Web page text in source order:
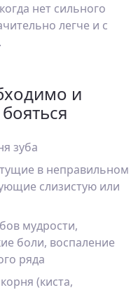
нет сильного
легче и с
и
зуба
в неправильном
слизистую или
мудрости,
боли, воспаление
ряда
(киста,